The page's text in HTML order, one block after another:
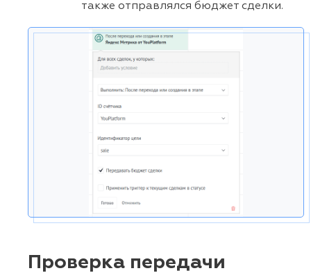
также отправлялся бюджет сделки.
Проверка передачи